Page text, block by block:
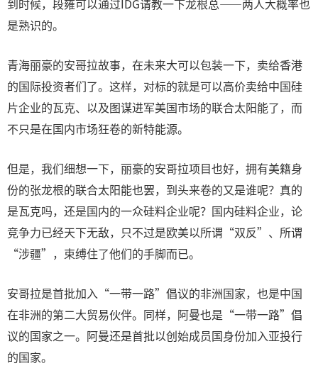
到时候，段雍可以通过IDG请教一下龙根总——两人大概率也
是熟识的。
青海丽豪的安哥拉故事，在未来大可以包装一下，卖给香港
的国际投资者们了。这样，对标的就是可以高价卖给中国硅
片企业的瓦克、以及图谋进军美国市场的联合太阳能了，而
不只是在国内市场狂卷的新特能源。
但是，我们细想一下，丽豪的安哥拉项目也好，拥有美籍身
份的张龙根的联合太阳能也罢，到头来卷的又是谁呢？真的
是瓦克吗，还是国内的一众硅料企业呢？国内硅料企业，论
竞争力已经天下无敌，只不过是欧美以所谓“双反”、所谓
“涉疆”，束缚住了他们的手脚而已。
安哥拉是首批加入“一带一路”倡议的非洲国家，也是中国
在非洲的第二大贸易伙伴。同样，阿曼也是“一带一路”倡
议的国家之一。阿曼还是首批以创始成员国身份加入亚投行
的国家。